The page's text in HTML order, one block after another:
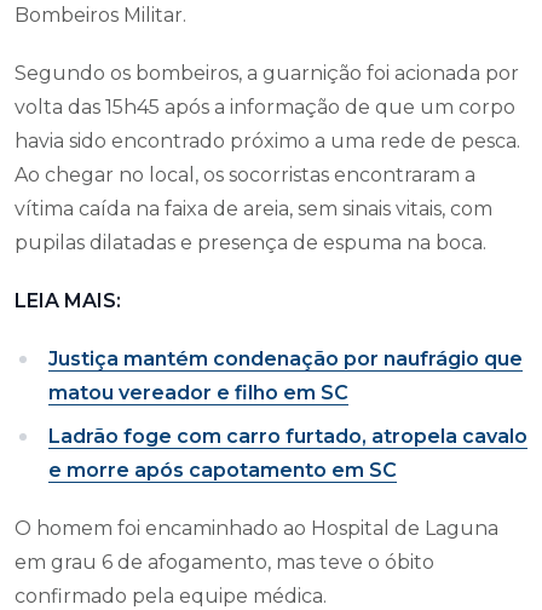
Bombeiros Militar.
Segundo os bombeiros, a guarnição foi acionada por
volta das 15h45 após a informação de que um corpo
havia sido encontrado próximo a uma rede de pesca.
Ao chegar no local, os socorristas encontraram a
vítima caída na faixa de areia, sem sinais vitais, com
pupilas dilatadas e presença de espuma na boca.
LEIA MAIS:
Justiça mantém condenação por naufrágio que
matou vereador e filho em SC
Ladrão foge com carro furtado, atropela cavalo
e morre após capotamento em SC
O homem foi encaminhado ao Hospital de Laguna
em grau 6 de afogamento, mas teve o óbito
confirmado pela equipe médica.